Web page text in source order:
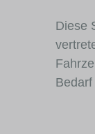
Diese
Bedarf